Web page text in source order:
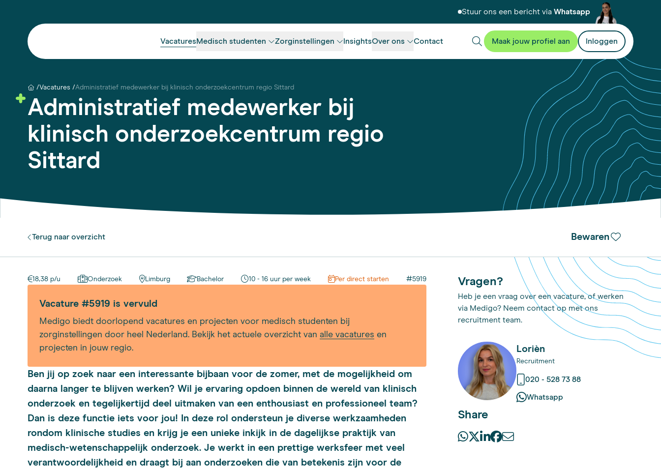
Stuur ons een bericht via Whatsapp
VacaturesMedisch studenten Zorginstellingen InsightsOver ons Contact Maak jouw profiel aan Inloggen
Vacatures Administratief medewerker bij klinisch onderzoekcentrum regio Sittard
Administratief medewerker bij
klinisch onderzoekcentrum regio
Sittard
Terug naar overzicht Bewaren
18,38 p/u Onderzoek Limburg Bachelor 10 - 16 uur per week Per direct starten #5919
Vacature #5919 is vervuld
Medigo biedt doorlopend vacatures en projecten voor medisch studenten bij
zorginstellingen door heel Nederland. Bekijk het actuele overzicht van alle vacatures en
projecten in jouw regio.
Ben jij op zoek naar een interessante bijbaan voor de zomer, met de mogelijkheid om
daarna langer te blijven werken? Wil je ervaring opdoen binnen de wereld van klinisch
onderzoek en tegelijkertijd deel uitmaken van een enthousiast en professioneel team?
Dan is deze functie iets voor jou! In deze rol ondersteun je diverse werkzaamheden
rondom klinische studies en krijg je een unieke inkijk in de dagelijkse praktijk van
medisch-wetenschappelijk onderzoek. Je werkt in een prettige werksfeer met veel
verantwoordelijkheid en draagt bij aan onderzoeken die van betekenis zijn voor de
Vragen?
Heb je een vraag over een vacature, of werken
via Medigo? Neem contact op met ons
recruitment team.
Lorièn
Recruitment
020 - 528 73 88
Whatsapp
Share